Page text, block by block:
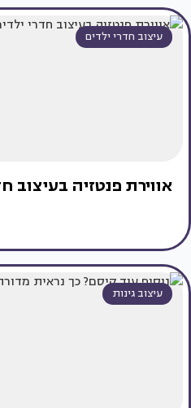
עיצוב חדרי ילדים
אווירת פנטזיה בעיצוב
עיצוב גינות